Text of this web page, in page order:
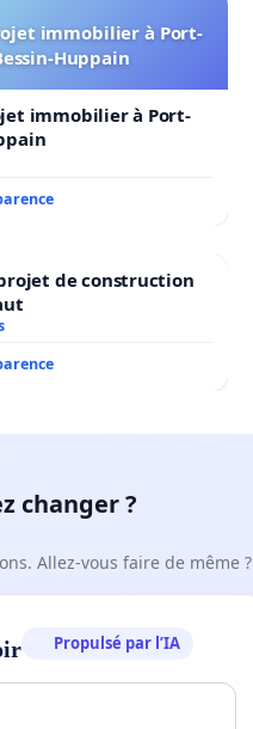
immobilier à Port-
Huppain
immobilier à Port-
de construction
changer ?
Allez-vous faire de même ?
Propulsé par l’IA